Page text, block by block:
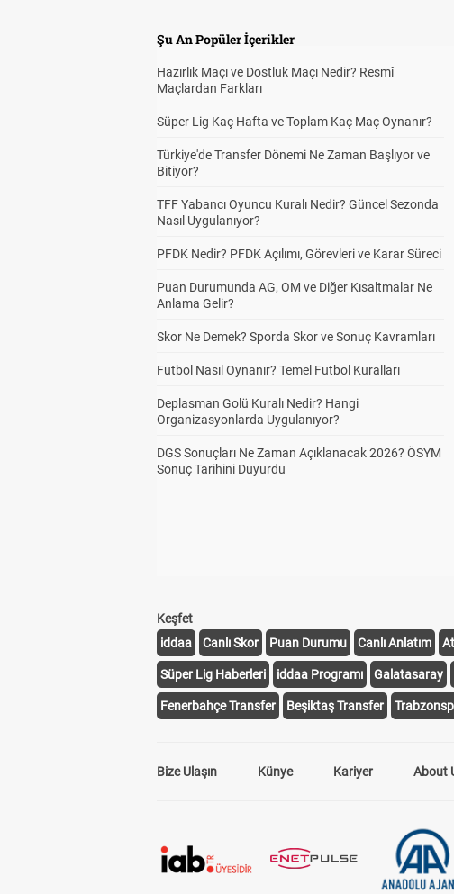
Şu An Popüler İçerikler
Hazırlık Maçı ve Dostluk Maçı Nedir? Resmî
Maçlardan Farkları
Süper Lig Kaç Hafta ve Toplam Kaç Maç Oynanır?
Türkiye'de Transfer Dönemi Ne Zaman Başlıyor ve
Bitiyor?
TFF Yabancı Oyuncu Kuralı Nedir? Güncel Sezonda
Nasıl Uygulanıyor?
PFDK Nedir? PFDK Açılımı, Görevleri ve Karar Süreci
Puan Durumunda AG, OM ve Diğer Kısaltmalar Ne
Anlama Gelir?
Skor Ne Demek? Sporda Skor ve Sonuç Kavramları
Futbol Nasıl Oynanır? Temel Futbol Kuralları
Deplasman Golü Kuralı Nedir? Hangi
Organizasyonlarda Uygulanıyor?
DGS Sonuçları Ne Zaman Açıklanacak 2026? ÖSYM
Sonuç Tarihini Duyurdu
Keşfet
iddaa
Canlı Skor Puan Durumu Canlı Anlatım
Süper Lig Haberleri iddaa Programı Galatasaray
Fenerbahçe Transfer Beşiktaş Transfer
Bize Ulaşın Künye Kariyer About